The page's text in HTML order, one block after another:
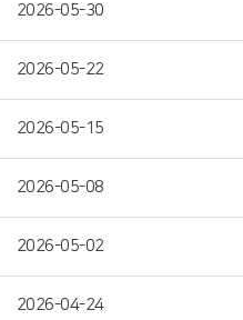
2026-05-30
2026-05-22
2026-05-15
2026-05-08
2026-05-02
2026-04-24